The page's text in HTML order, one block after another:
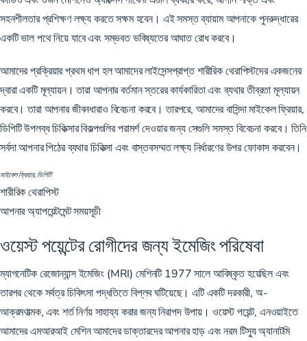
সহনশীলতার প্রশিক্ষণ লক্ষ্য করতে সক্ষম হবেন। এই সমস্ত ব্যায়াম আপনাকে পুনরুদ্ধারের
একটি ভাল পথে নিয়ে যাবে এবং সম্ভবত ভবিষ্যতের আঘাত রোধ করবে।
আমাদের প্রক্রিয়ার প্রথম ধাপ হল আমাদের লাইসেন্সপ্রাপ্ত শারীরিক থেরাপিস্টদের একজনের
দ্বারা একটি মূল্যায়ন। তারা আপনার বর্তমান স্তরের কার্যকারিতা এবং ব্যথার তীব্রতা মূল্যায়ন
করবে। তারা আপনার জীবনধারাও বিবেচনা করবে। তারপরে, আমাদের বাসিন্দা মাইকেল ফ্রিয়ার,
ডিপিটি উপলব্ধ চিকিত্সার বিকল্পগুলির পরামর্শ দেওয়ার জন্য সেগুলি সমস্ত বিবেচনা করবে। তিনি
সর্বদা আপনার পিঠের ব্যথার চিকিত্সা এবং বাস্তবসম্মত লক্ষ্য নির্ধারণের উপর ফোকাস করবেন।
মাইকেল ফ্রিয়ার, ডিপিটি
শারীরিক থেরাপিস্ট
আপনার অ্যাপয়েন্টমেন্ট সময়সূচী
ওয়েস্ট পয়েন্টের রোগীদের জন্য ইমেজিং পরিষেবা
ম্যাগনেটিক রেজোন্যান্স ইমেজিং (MRI) মেশিনটি 1977 সালে আবিষ্কৃত হয়েছিল এবং
তারপর থেকে সর্বত্র চিকিৎসা পদ্ধতিতে বিপ্লব ঘটিয়েছে। এটি একটি দরকারী, অ-
আক্রমণাত্মক, এবং শর্ত নির্ণয় সাহায্য করার জন্য নিরাপদ উপায়। ওয়েস্ট পয়েন্ট, এনওয়াইতে
আমাদের এমআরআই মেশিন আমাদের ডাক্তারদের আপনার হাড় এবং নরম টিস্যু অ্যানাটমি